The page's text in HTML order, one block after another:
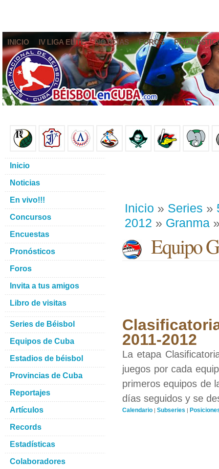
INICIO IV LIGA ELITE NOTICIAS FOROS
Inicio » Series »
2012 » Granma
Equipo
2011-2012
La etapa
juegos por cada
primeros equipos de
días seguidos y se
Calendario | Subseries |
Inicio
Noticias
En vivo!!!
Concursos
Encuestas
Pronósticos
Foros
Invita a tus amigos
Libro de visitas
Series de Béisbol
Equipos de Cuba
Estadios de béisbol
Provincias de Cuba
Reportajes
Artículos
Records
Estadísticas
Colaboradores